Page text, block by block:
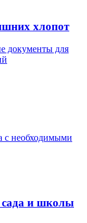
хлопот
документы для
с необходимыми
сада и школы